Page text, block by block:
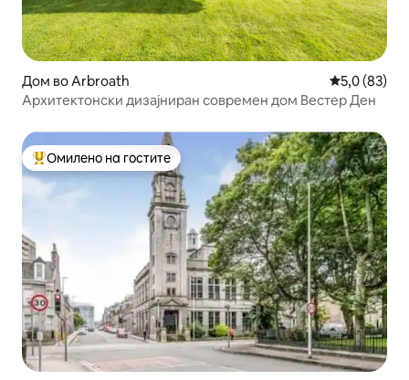
Дом во Arbroath Просечна
5,0 (83)
Архитектонски дизајниран современ дом Вестер Ден
Меѓу најуспешните „Омилени на гостите“
Омилено на гостите